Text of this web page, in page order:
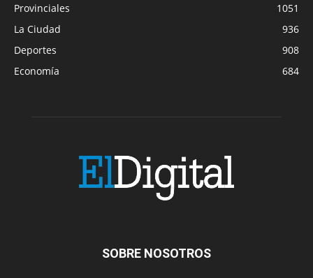
Provinciales
1051
La Ciudad
936
Deportes
908
Economía
684
SOBRE NOSOTROS